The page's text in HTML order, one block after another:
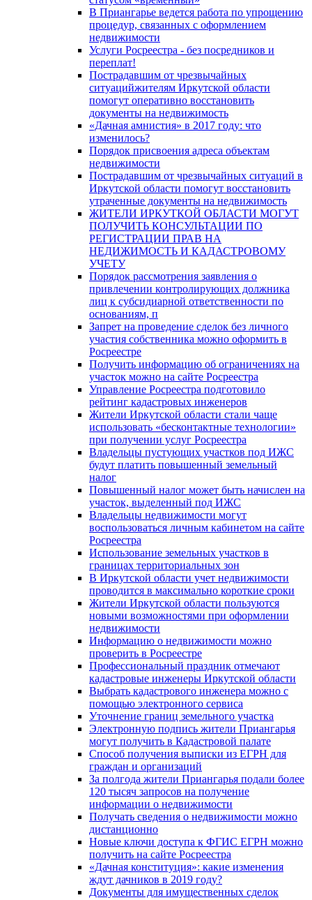
В Приангарье ведется работа по упрощению
процедур, связанных с оформлением
недвижимости
Услуги Росреестра - без посредников и
переплат!
Пострадавшим от чрезвычайных
ситуацийжителям Иркутской области
помогут оперативно восстановить
документы на недвижимость
«Дачная амнистия» в 2017 году: что
изменилось?
Порядок присвоения адреса объектам
недвижимости
Пострадавшим от чрезвычайных ситуаций в
Иркутской области помогут восстановить
утраченные документы на недвижимость
ЖИТЕЛИ ИРКУТКОЙ ОБЛАСТИ МОГУТ
ПОЛУЧИТЬ КОНСУЛЬТАЦИИ ПО
РЕГИСТРАЦИИ ПРАВ НА
НЕДИЖИМОСТЬ И КАДАСТРОВОМУ
УЧЕТУ
Порядок рассмотрения заявления о
привлечении контролирующих должника
лиц к субсидиарной ответственности по
основаниям, п
Запрет на проведение сделок без личного
участия собственника можно оформить в
Росреестре
Получить информацию об ограничениях на
участок можно на сайте Росреестра
Управление Росреестра подготовило
рейтинг кадастровых инженеров
Жители Иркутской области стали чаще
использовать «бесконтактные технологии»
при получении услуг Росреестра
Владельцы пустующих участков под ИЖС
будут платить повышенный земельный
налог
Повышенный налог может быть начислен на
участок, выделенный под ИЖС
Владельцы недвижимости могут
воспользоваться личным кабинетом на сайте
Росреестра
Использование земельных участков в
границах территориальных зон
В Иркутской области учет недвижимости
проводится в максимально короткие сроки
Жители Иркутской области пользуются
новыми возможностями при оформлении
недвижимости
Информацию о недвижимости можно
проверить в Росреестре
Профессиональный праздник отмечают
кадастровые инженеры Иркутской области
Выбрать кадастрового инженера можно с
помощью электронного сервиса
Уточнение границ земельного участка
Электронную подпись жители Приангарья
могут получить в Кадастровой палате
Способ получения выписки из ЕГРН для
граждан и организаций
За полгода жители Приангарья подали более
120 тысяч запросов на получение
информации о недвижимости
Получать сведения о недвижимости можно
дистанционно
Новые ключи доступа к ФГИС ЕГРН можно
получить на сайте Росреестра
«Дачная конституция»: какие изменения
ждут дачников в 2019 году?
Документы для имущественных сделок